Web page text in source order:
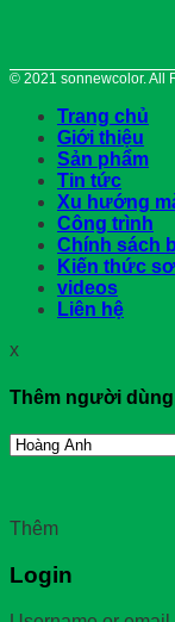
© 2021 sonnewcolor. All
Trang chủ
Giới thiệu
Sản phẩm
Tin tức
Xu hướng
Công trình
Chính sách
Kiến thức
videos
Liên hệ
x
Thêm người
Thêm
Login